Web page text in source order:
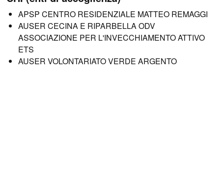
APSP CENTRO RESIDENZIALE MATTEO REMAGGI
AUSER CECINA E RIPARBELLA ODV
ASSOCIAZIONE PER L'INVECCHIAMENTO ATTIVO
ETS
AUSER VOLONTARIATO VERDE ARGENTO